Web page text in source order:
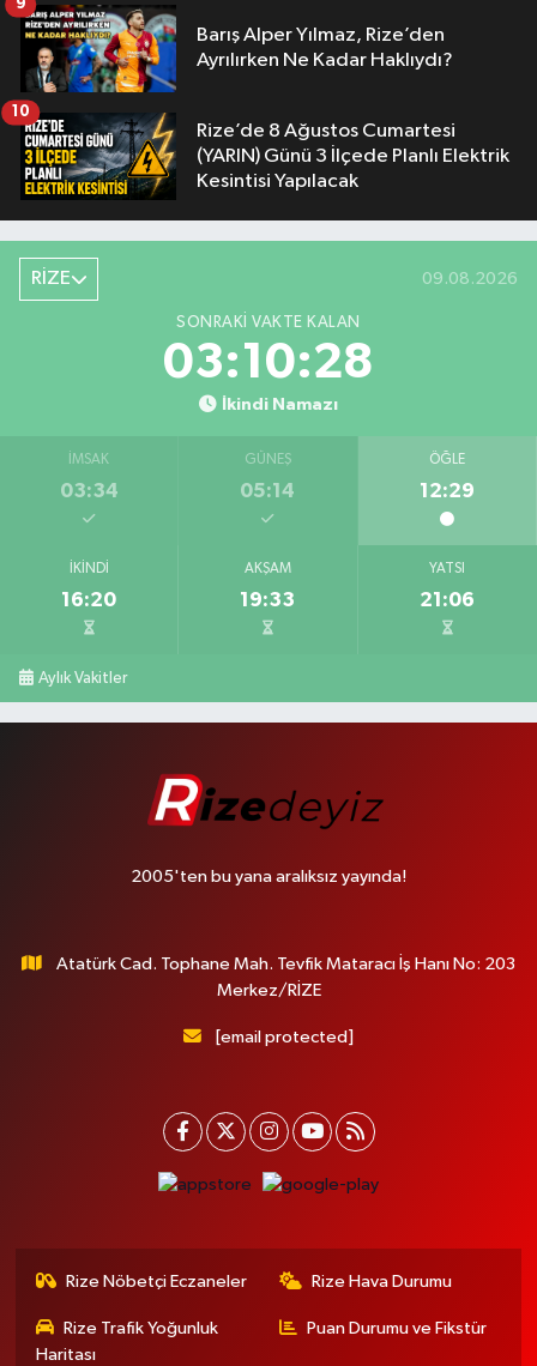
Barış Alper Yılmaz, Rize’den
Ayrılırken Ne Kadar Haklıydı?
9
Rize’de 8 Ağustos Cumartesi
(YARIN) Günü 3 İlçede Planlı Elektrik
Kesintisi Yapılacak
10
RİZE 09.08.2026
SONRAKI VAKTE KALAN
03:10:28
İkindi Namazı
İMSAK
03:34
GÜNEŞ
05:14
ÖĞLE
12:29
İKINDI
16:20
AKŞAM
19:33
YATSI
21:06
Aylık Vakitler
2005'ten bu yana aralıksız yayında!
Atatürk Cad. Tophane Mah. Tevfik Mataracı İş Hanı No: 203
Merkez/RİZE
[email protected]
Rize Nöbetçi Eczaneler Rize Hava Durumu
Rize Trafik Yoğunluk
Haritası
Puan Durumu ve Fikstür